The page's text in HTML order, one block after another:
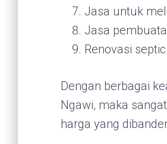
Jasa untuk
Jasa
Renovasi
Dengan berbagai
Ngawi, maka
harga yang